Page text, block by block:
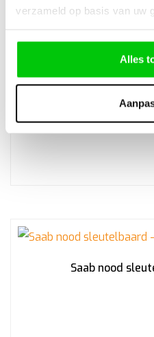
verzameld op basis van uw
Alles
Saab nood
Saab nood